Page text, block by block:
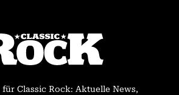
für Classic Rock: Aktuelle News,